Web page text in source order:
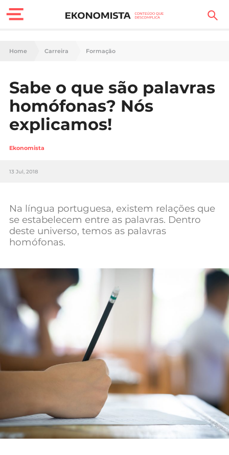
Finanças Pessoais
Carreira
Casa
Lifestyle
Sociedade
Negócios
Mundial 2026
Home Carreira Formação
Sabe o que são palavras
homófonas? Nós
explicamos!
Ekonomista
13 Jul, 2018
Na língua portuguesa, existem relações que
se estabelecem entre as palavras. Dentro
deste universo, temos as palavras
homófonas.